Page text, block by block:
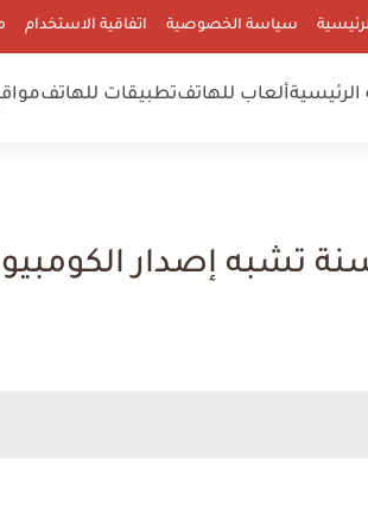
سياسة الخصوصية اتفاقية الاستخدام
ألعاب للهاتفتطبيقات للهاتف
تشبه إصدار